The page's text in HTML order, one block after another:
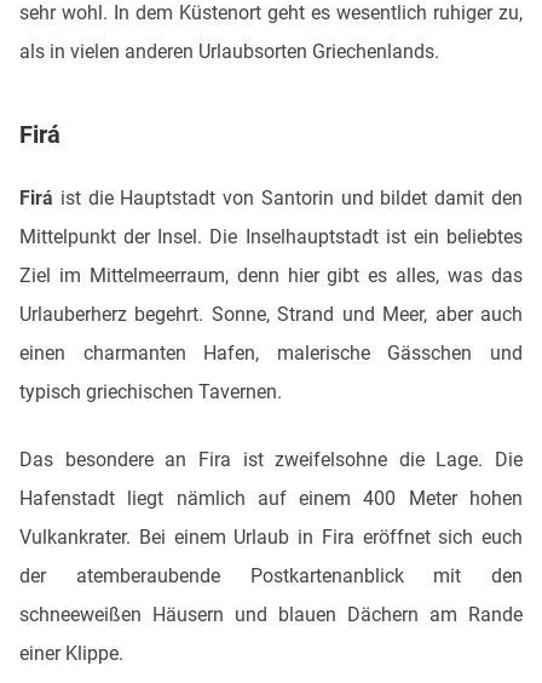
sehr wohl. In dem Küstenort geht es wesentlich ruhiger zu,
als in vielen anderen Urlaubsorten Griechenlands.
Firá
Firá ist die Hauptstadt von Santorin und bildet damit den
Mittelpunkt der Insel. Die Inselhauptstadt ist ein beliebtes
Ziel im Mittelmeerraum, denn hier gibt es alles, was das
Urlauberherz begehrt. Sonne, Strand und Meer, aber auch
einen charmanten Hafen, malerische Gässchen und
typisch griechischen Tavernen.
Das besondere an Fira ist zweifelsohne die Lage. Die
Hafenstadt liegt nämlich auf einem 400 Meter hohen
Vulkankrater. Bei einem Urlaub in Fira eröffnet sich euch
der atemberaubende Postkartenanblick mit den
schneeweißen Häusern und blauen Dächern am Rande
einer Klippe.